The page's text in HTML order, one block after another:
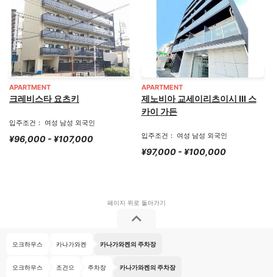
APARTMENT
크레비스타 요츠키
입주조건： 여성 남성 외국인
¥96,000 - ¥107,000
APARTMENT
제노비아 교세이리츠이시 Ⅲ 스
카이 가든
입주조건： 여성 남성 외국인
¥97,000 - ¥100,000
오크하우스 카나가와켄 카나가와켄의 주차장
오크하우스 조건으 주차장 카나가와켄의 주차장